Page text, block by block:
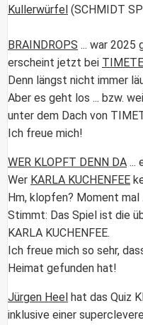
Kullerwürfel (SCHMIDT
BRAINDROPS ... war 2025
erscheint jetzt bei
Denn längst nicht immer
Aber es geht los ... bzw.
unter dem Dach von
Ich freue mich!
WER KLOPFT DENN DA ...
Wer KARLA KUCHENFEE
Hm, klopfen? Moment mal
Stimmt: Das Spiel ist die
KARLA KUCHENFEE.
Ich freue mich so sehr,
Heimat gefunden hat!
Jürgen Heel hat das Quiz
inklusive einer